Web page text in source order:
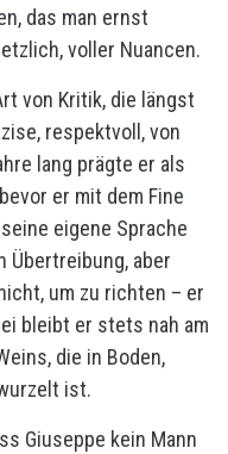
das man ernst
voller Nuancen.
von Kritik, die längst
respektvoll, von
lang prägte er als
er mit dem Fine
eigene Sprache
Übertreibung, aber
um zu richten – er
bleibt er stets nah am
die in Boden,
ist.
Giuseppe kein Mann